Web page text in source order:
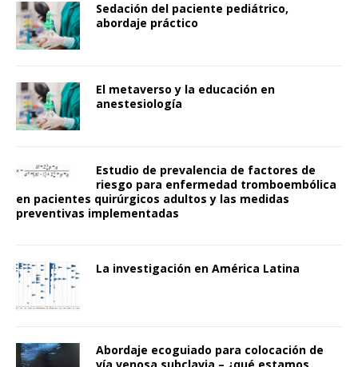
Sedación del paciente pediátrico,
abordaje práctico
El metaverso y la educación en
anestesiología
Estudio de prevalencia de factores de
riesgo para enfermedad tromboembólica
en pacientes quirúrgicos adultos y las medidas
preventivas implementadas
La investigación en América Latina
Abordaje ecoguiado para colocación de
vía venosa subclavia – ¿qué estamos